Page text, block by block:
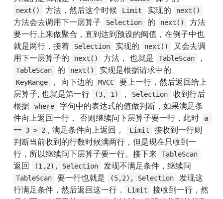
next() 方法，然后这个时候 Limit 实现的 next()
方法会去调用下一层算子 Selection 的 next()
方法
要一行上来做聚合，直到达到预设的阀值，在例子中也
就是两行，接着
Selection 实现的 next()
又会去调
用下一层算子的
next() 方法， 也就是 TableScan
TableScan 的 next()
KeyRange ， 向下边的 MVCC
要上一行，然后返回给上
层算子, 也就是第一行
(3, 1) ， Selection
收到行后
根据
where
字句中的表达式的值做判断，如果满足条
件向上返回一行， 否则继续问下层算子要一行，此时
a
== 3 > 2 , 满足条件向上返回， Limit
接收到一行则
判断当前收到的行数时候满两行，但是现在只收到一
行，所以继续问下层算子要一行。接下来
TableScan
返回 (1,2), Selection
TableScan 要一行也就是 (5,2), Selection
发现这
行满足条件，然后返回这一行，
Limit
接收到一行，然